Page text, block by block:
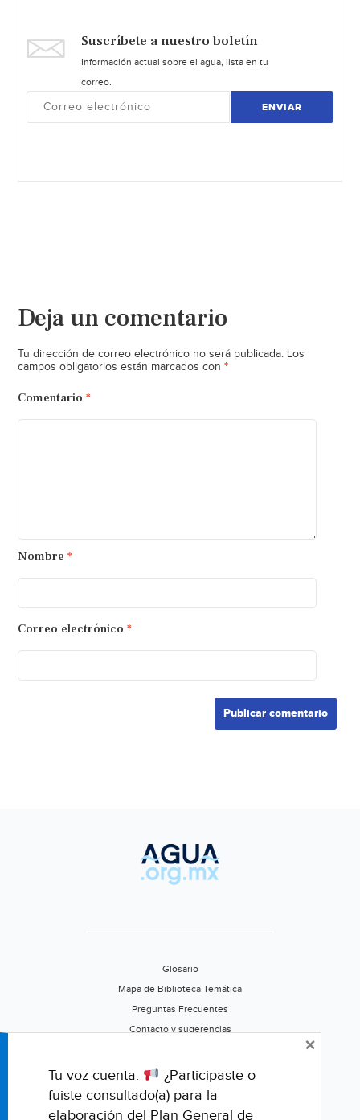
Suscríbete a nuestro boletín
Información actual sobre el agua, lista en tu
correo.
ENVIAR
Deja un comentario
Tu dirección de correo electrónico no será publicada. Los
campos obligatorios están marcados con *
Comentario *
Nombre *
Correo electrónico *
Glosario
Mapa de Biblioteca Temática
Preguntas Frecuentes
Contacto y sugerencias
Califica este portal
Tu voz cuenta.
¿Participaste o
fuiste consultado(a) para la
elaboración del Plan General de
×